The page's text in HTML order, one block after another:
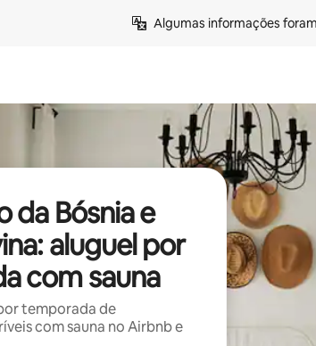
Algumas informações
da Bósnia e
aluguel por
com sauna
temporada de
com sauna no Airbnb e